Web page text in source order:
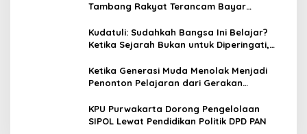
Tambang Rakyat Terancam Bayar
Kudatuli: Sudahkah Bangsa Ini Belajar?
Ketika Sejarah Bukan untuk Diperingati,
Ketika Generasi Muda Menolak Menjadi
Penonton Pelajaran dari Gerakan
KPU Purwakarta Dorong Pengelolaan
SIPOL Lewat Pendidikan Politik DPD PAN